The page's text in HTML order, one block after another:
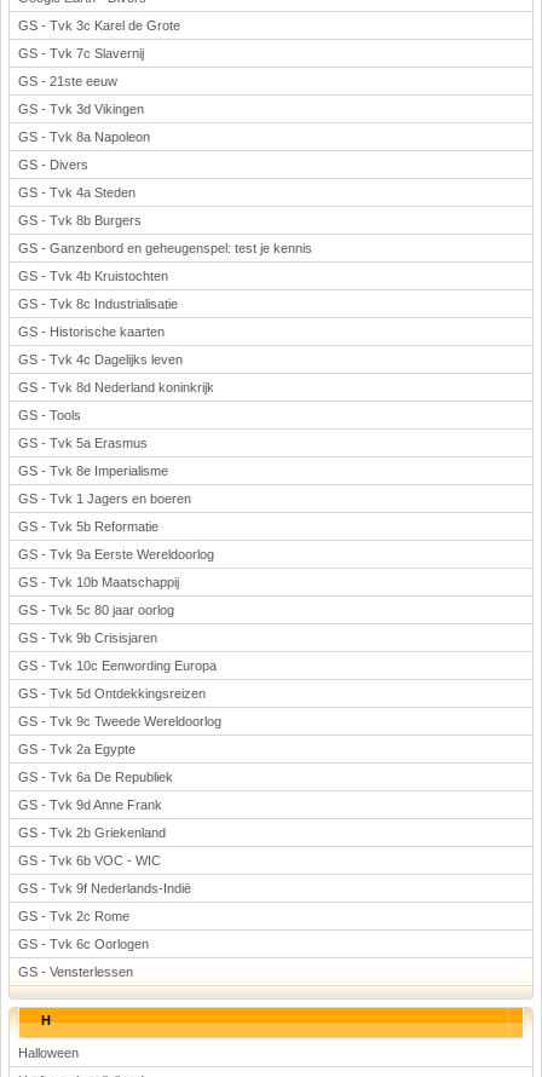
GS - Tvk 3c Karel de Grote
GS - Tvk 7c Slavernij
GS - 21ste eeuw
GS - Tvk 3d Vikingen
GS - Tvk 8a Napoleon
GS - Divers
GS - Tvk 4a Steden
GS - Tvk 8b Burgers
GS - Ganzenbord en geheugenspel: test je kennis
GS - Tvk 4b Kruistochten
GS - Tvk 8c Industrialisatie
GS - Historische kaarten
GS - Tvk 4c Dagelijks leven
GS - Tvk 8d Nederland koninkrijk
GS - Tools
GS - Tvk 5a Erasmus
GS - Tvk 8e Imperialisme
GS - Tvk 1 Jagers en boeren
GS - Tvk 5b Reformatie
GS - Tvk 9a Eerste Wereldoorlog
GS - Tvk 10b Maatschappij
GS - Tvk 5c 80 jaar oorlog
GS - Tvk 9b Crisisjaren
GS - Tvk 10c Eenwording Europa
GS - Tvk 5d Ontdekkingsreizen
GS - Tvk 9c Tweede Wereldoorlog
GS - Tvk 2a Egypte
GS - Tvk 6a De Republiek
GS - Tvk 9d Anne Frank
GS - Tvk 2b Griekenland
GS - Tvk 6b VOC - WIC
GS - Tvk 9f Nederlands-Indië
GS - Tvk 2c Rome
GS - Tvk 6c Oorlogen
GS - Vensterlessen
H
Halloween